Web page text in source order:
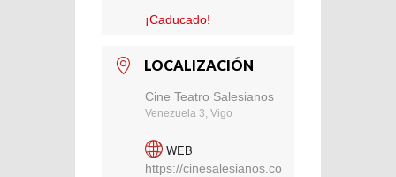
¡Caducado!
LOCALIZACIÓN
Cine Teatro Salesianos
Venezuela 3, Vigo
WEB
https://cinesalesianos.co